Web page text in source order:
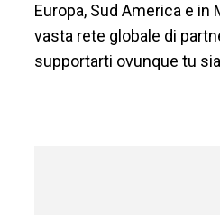
Europa, Sud America e in
vasta rete globale di
supportarti ovunque tu